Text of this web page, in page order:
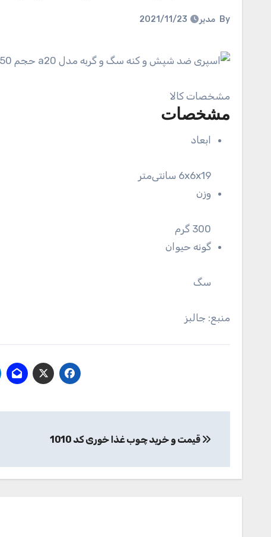
By مدیر 2021/11/23
مشخصات کالا
مشخصات
ابعاد
6x6x19 سانتی‌متر
وزن
300 گرم
گونه حیوان
سگ
منبع: جالبز
نوشتهقیمت و خرید چوب غذا خوری کد 1010